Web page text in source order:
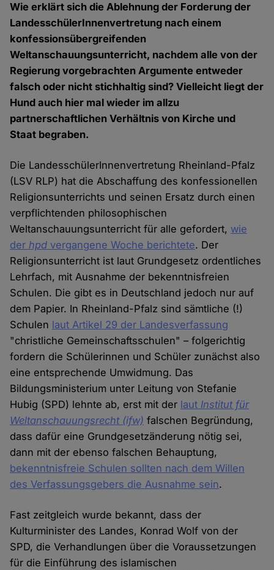
Wie erklärt sich die Ablehnung der Forderung der
LandesschülerInnenvertretung nach einem
konfessionsübergreifenden
Weltanschauungsunterricht, nachdem alle von der
Regierung vorgebrachten Argumente entweder
falsch oder nicht stichhaltig sind? Vielleicht liegt der
Hund auch hier mal wieder im allzu
partnerschaftlichen Verhältnis von Kirche und
Staat begraben.
Die LandesschülerInnenvertretung Rheinland-Pfalz
(LSV RLP) hat die Abschaffung des konfessionellen
Religionsunterrichts und seinen Ersatz durch einen
verpflichtenden philosophischen
Weltanschauungsunterricht für alle gefordert, wie
derhpd vergangene Woche berichtete. Der
Religionsunterricht ist laut Grundgesetz ordentliches
Lehrfach, mit Ausnahme der bekenntnisfreien
Schulen. Die gibt es in Deutschland jedoch nur auf
dem Papier. In Rheinland-Pfalz sind sämtliche (!)
Schulen laut Artikel 29 der Landesverfassung
"christliche Gemeinschaftsschulen" – folgerichtig
fordern die Schülerinnen und Schüler zunächst also
eine entsprechende Umwidmung. Das
Bildungsministerium unter Leitung von Stefanie
Hubig (SPD) lehnte ab, erst mit der laut Institut für
Weltanschauungsrecht (ifw) falschen Begründung,
dass dafür eine Grundgesetzänderung nötig sei,
dann mit der ebenso falschen Behauptung,
bekenntnisfreie Schulen sollten nach dem Willen
des Verfassungsgebers die Ausnahme sein.
Fast zeitgleich wurde bekannt, dass der
Kulturminister des Landes, Konrad Wolf von der
SPD, die Verhandlungen über die Voraussetzungen
für die Einführung des islamischen